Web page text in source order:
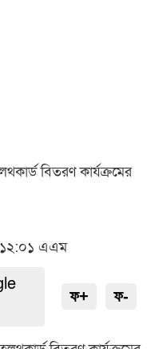
বিতরণ কার্যক্রমের
১২:০১ এএম
ফ+ ফ-